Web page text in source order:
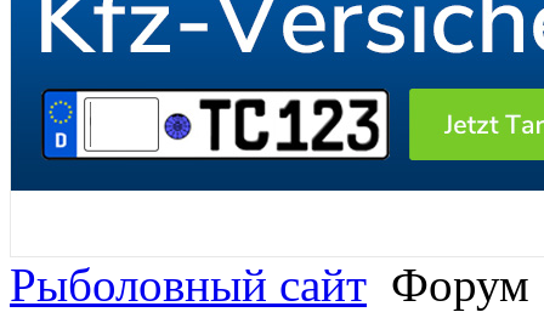
Рыболовный сайт Форум